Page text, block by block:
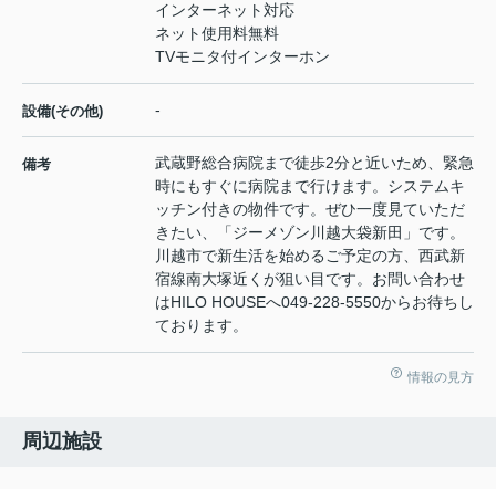
インターネット対応
ネット使用料無料
TVモニタ付インターホン
設備(その他) -
備考
武蔵野総合病院まで徒歩2分と近いため、緊急
時にもすぐに病院まで行けます。システムキ
ッチン付きの物件です。ぜひ一度見ていただ
きたい、「ジーメゾン川越大袋新田」です。
川越市で新生活を始めるご予定の方、西武新
宿線南大塚近くが狙い目です。お問い合わせ
はHILO HOUSEへ049-228-5550からお待ちし
ております。
情報の見方
周辺施設